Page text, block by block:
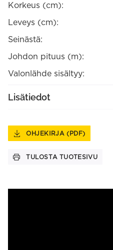
Korkeus (cm):
Leveys (cm):
Seinästä:
Johdon pituus (m):
Valonlähde sisältyy:
Lisätiedot
OHJEKIRJA (PDF)
TULOSTA TUOTESIVU